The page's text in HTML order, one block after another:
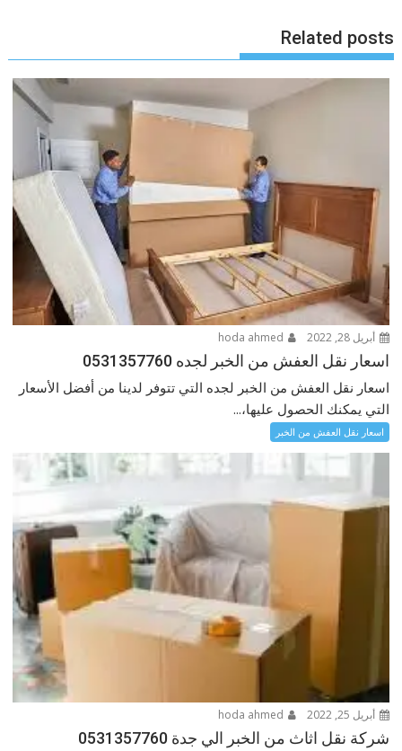
Related posts
أبريل 28, 2022
اسعار نقل العفش من الخبر لجده 0531357760
اسعار نقل العفش من الخبر لجده التي تتوفر لدينا من أفضل الأسعار
التي يمكنك الحصول عليها،...
اسعار نقل العفش من الخبر
أبريل 25, 2022
شركة نقل اثاث من الخبر الي جدة 0531357760